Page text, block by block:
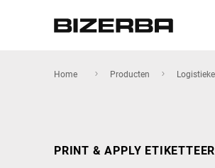
Home Producten
PRINT & APPLY